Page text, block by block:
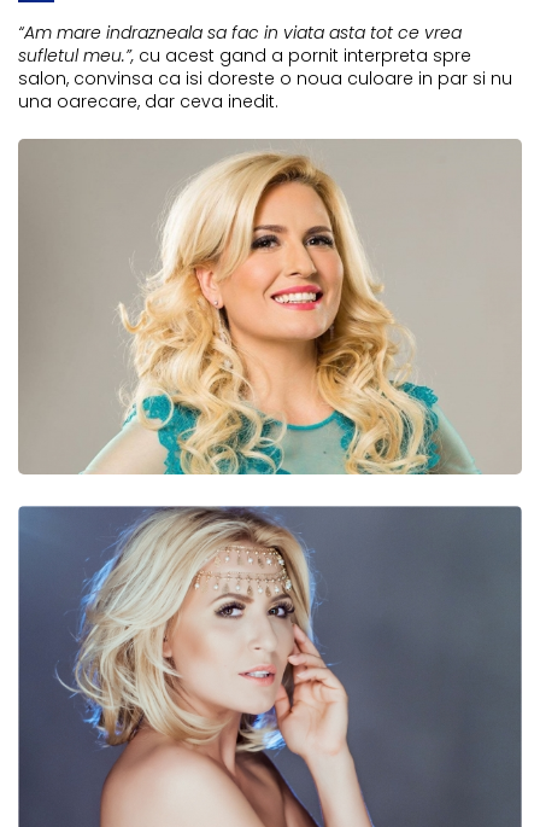
“Am mare indrazneala sa fac in viata asta tot ce vrea
sufletul meu.”, cu acest gand a pornit interpreta spre
salon, convinsa ca isi doreste o noua culoare in par si nu
una oarecare, dar ceva inedit.